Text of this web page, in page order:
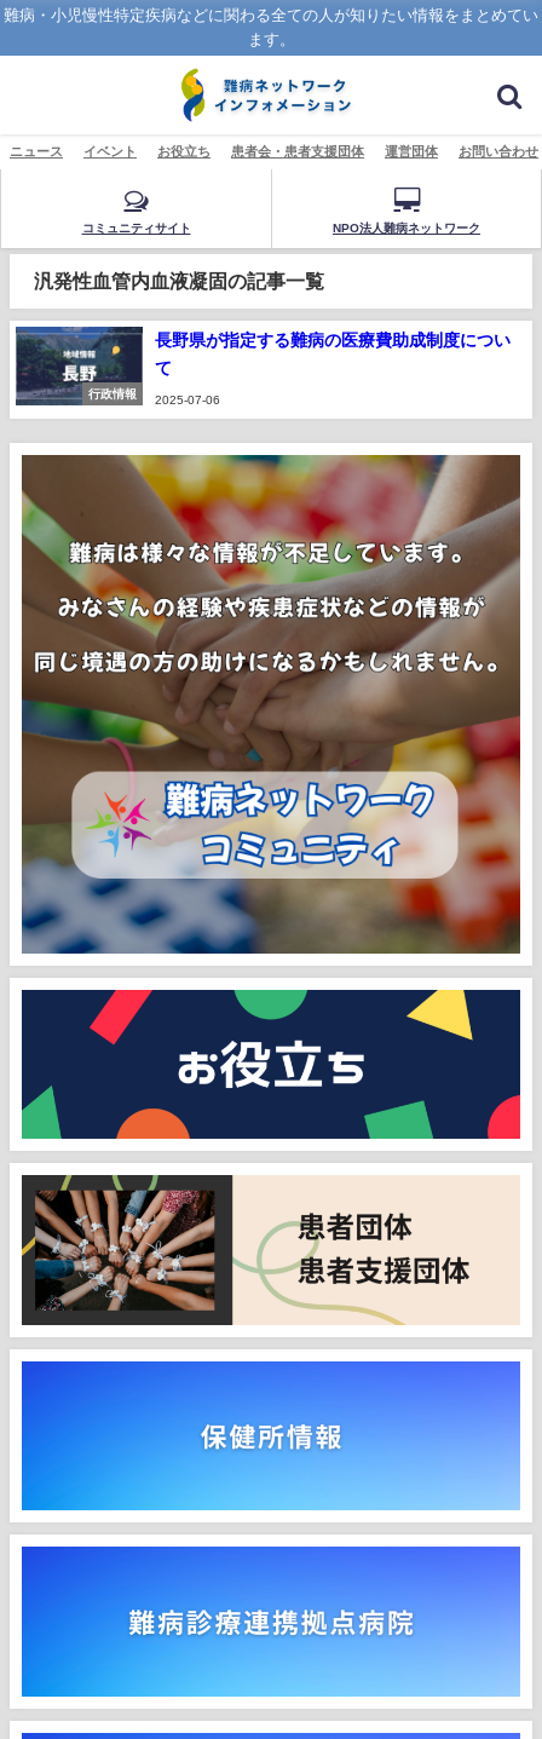
難病・小児慢性特定疾病などに関わる全ての人が知りたい情報をまとめてい
ます。
ニュース イベント お役立ち 患者会・患者支援団体 運営団体 お問い合わせ
コミュニティサイト NPO法人難病ネットワーク
汎発性血管内血液凝固の記事一覧
行政情報
長野県が指定する難病の医療費助成制度につい
て
2025-07-06